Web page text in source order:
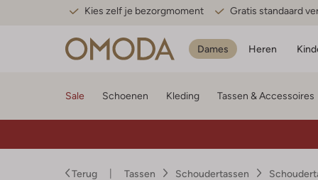
Kies zelf je bezorgmoment Gratis standaard
Dames Heren
Sale Schoenen Kleding Tassen & Accessoires
Terug Tassen Schoudertassen